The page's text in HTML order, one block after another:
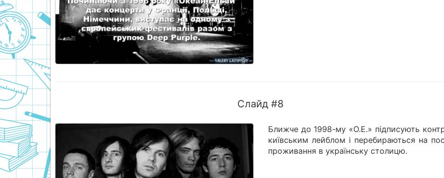
Слайд #8
Ближче до 1998-му «О.Е.» підписують
київським лейблом і перебираються на
проживання в українську столицю.